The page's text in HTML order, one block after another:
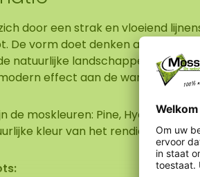
door een strak en vloeiend
De vorm doet denken aan een
natuurlijke landschappen. Dit
effect aan de wand.
de moskleuren: Pine, Hyacintho
kleur van het rendiermos.